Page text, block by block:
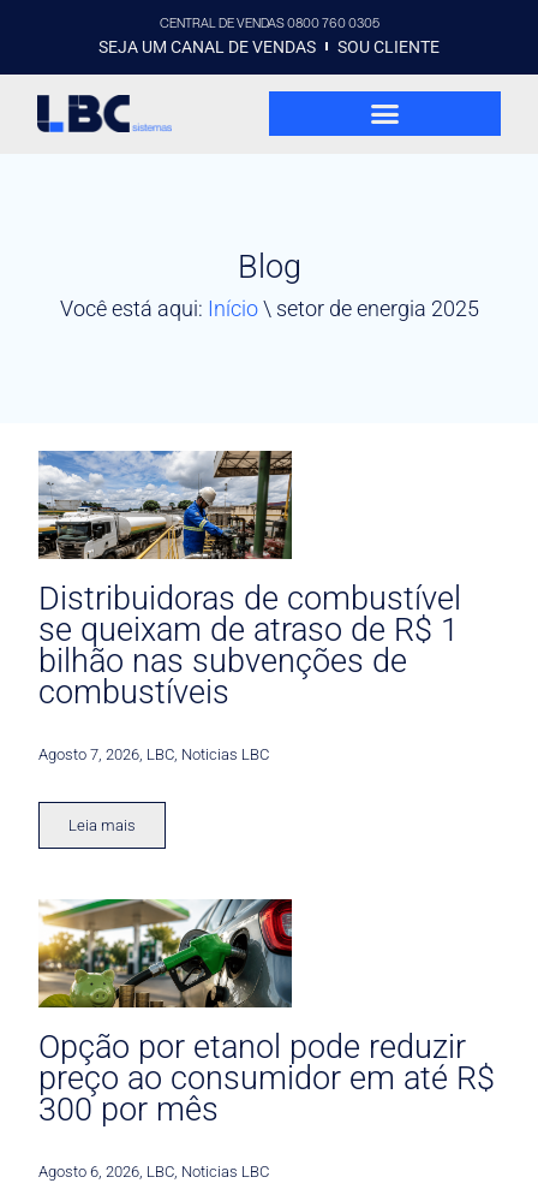
CENTRAL DE VENDAS 0800 760 0305
SEJA UM CANAL DE VENDAS SOU CLIENTE
Blog
Você está aqui: Início\ setor de energia 2025
Distribuidoras de combustível
se queixam de atraso de R$ 1
bilhão nas subvenções de
combustíveis
Agosto 7, 2026 LBC Noticias LBC
Leia mais
Opção por etanol pode reduzir
preço ao consumidor em até R$
300 por mês
Agosto 6, 2026 LBC Noticias LBC